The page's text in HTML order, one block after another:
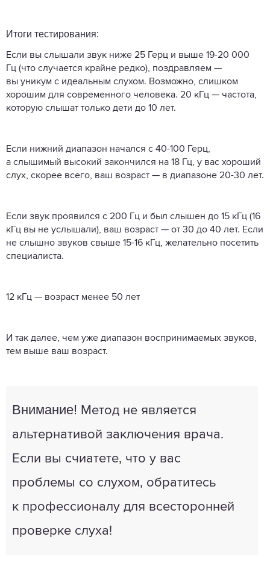
Итоги тестирования:
Если вы слышали звук ниже 25 Герц и выше 19-20 000
Гц (что случается крайне редко), поздравляем —
вы уникум с идеальным слухом. Возможно, слишком
хорошим для современного человека. 20 кГц — частота,
которую слышат только дети до 10 лет.
Если нижний диапазон начался с 40-100 Герц,
а слышимый высокий закончился на 18 Гц, у вас хороший
слух, скорее всего, ваш возраст — в диапазоне 20-30 лет.
Если звук проявился с 200 Гц и был слышен до 15 кГц (16
кГц вы не услышали), ваш возраст — от 30 до 40 лет. Если
не слышно звуков свыше 15-16 кГц, желательно посетить
специалиста.
12 кГц — возраст менее 50 лет
И так далее, чем уже диапазон воспринимаемых звуков,
тем выше ваш возраст.
Внимание! Метод не является
альтернативой заключения врача.
Если вы счиатете, что у вас
проблемы со слухом, обратитесь
к профессионалу для всесторонней
проверке слуха!